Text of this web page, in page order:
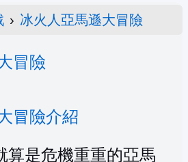
› 冰火人亞馬遜大冒險
冒險
冒險介紹
算是危機重重的亞馬